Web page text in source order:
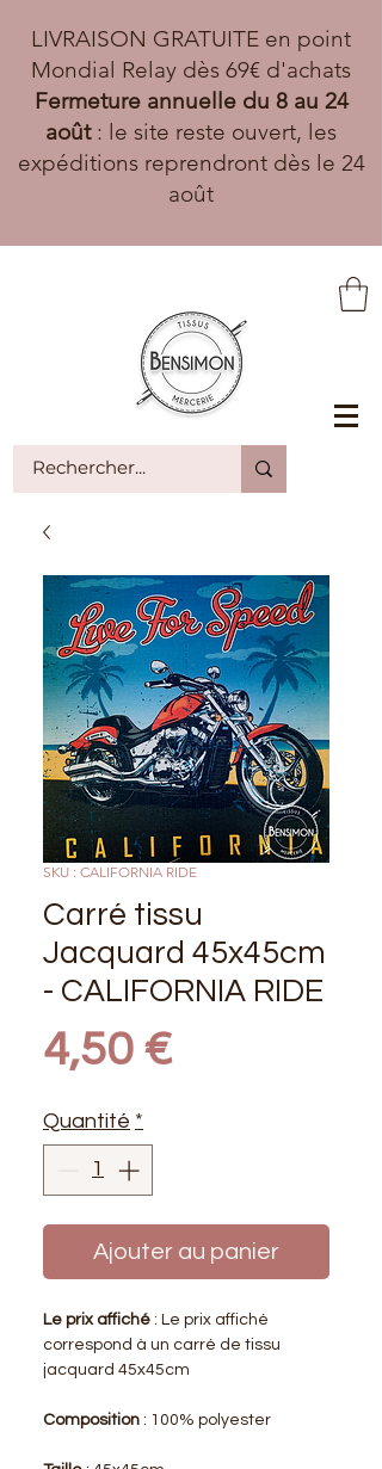
LIVRAISON GRATUITE en point
Mondial Relay dès 69€ d'achats
Fermeture annuelle du 8 au 24
août: le site reste ouvert, les
expéditions reprendront dès le 24
août
SKU : CALIFORNIA RIDE
Carré tissu
Jacquard 45x45cm
- CALIFORNIA RIDE
4,50 €Prix
Quantité *
Ajouter au panier
Le prix affiché : Le prix affiché
correspond à un carré de tissu
jacquard 45x45cm
Composition : 100% polyester